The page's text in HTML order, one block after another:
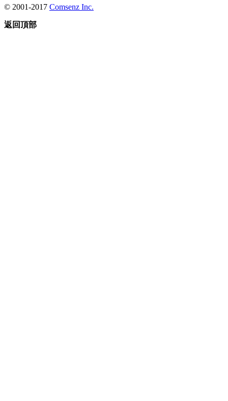
© 2001-2017 Comsenz Inc.
返回頂部